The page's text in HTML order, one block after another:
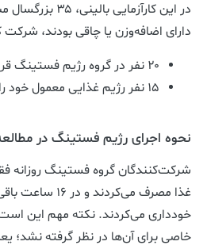
در این کارآزمایی
دارای اضافه‌وزن یا چاقی بودند، شرکت
۲۰ نفر در گروه رژیم فستینگ قرار گرفتند
۱۵ نفر رژیم غذایی معمول خود را ادامه دادند (گروه کنترل)
نحوه اجرای رژیم فستینگ در
شرکت‌کنندگان گروه فستینگ روزانه
غذا مصرف می‌کردند
خودداری می‌کردند. نکته مهم این
خاصی برای آن‌ها در نظر گرفته نشد؛